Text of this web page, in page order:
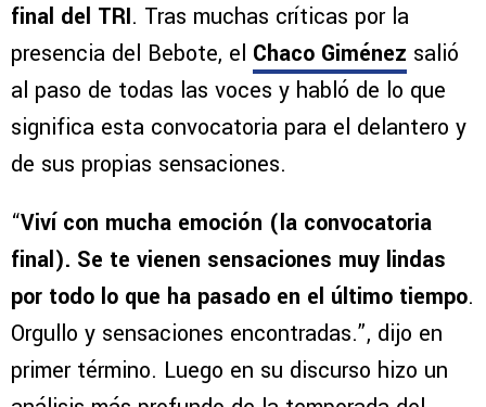
final del TRI. Tras muchas críticas por la
presencia del Bebote, el Chaco Giménez salió
al paso de todas las voces y habló de lo que
significa esta convocatoria para el delantero y
de sus propias sensaciones.
“Viví con mucha emoción (la convocatoria
final). Se te vienen sensaciones muy lindas
por todo lo que ha pasado en el último tiempo.
Orgullo y sensaciones encontradas.”, dijo en
primer término. Luego en su discurso hizo un